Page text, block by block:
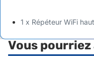
1 x Répéteur WiFi
Vous pourriez